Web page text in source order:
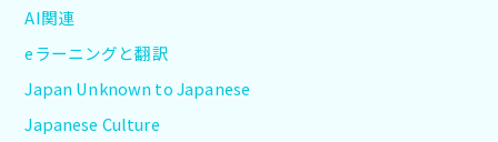
AI関連
eラーニングと翻訳
Japan Unknown to Japanese
Japanese Culture